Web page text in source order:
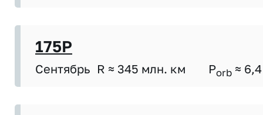
175P
Сентябрь R ≈ 345 млн. км Porb ≈ 6,4